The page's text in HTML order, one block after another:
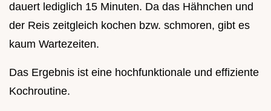
dauert lediglich 15 Minuten. Da das Hähnchen und
der Reis zeitgleich kochen bzw. schmoren, gibt es
kaum Wartezeiten.
Das Ergebnis ist eine hochfunktionale und effiziente
Kochroutine.